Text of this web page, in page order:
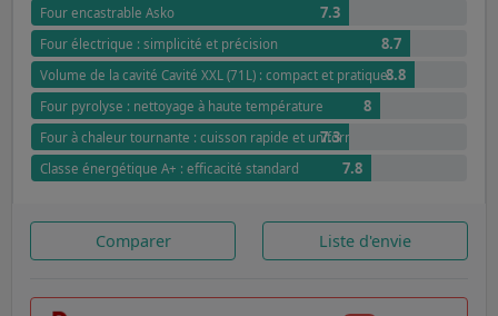
Four encastrable Asko 7.3
Four électrique : simplicité et précision 8.7
Volume de la cavité Cavité XXL (71L) : compact et pratique8.8
Four pyrolyse : nettoyage à haute température 8
Four à chaleur tournante : cuisson rapide et uniforme
7.3
Classe énergétique A+ : efficacité standard 7.8
Comparer Liste d'envie